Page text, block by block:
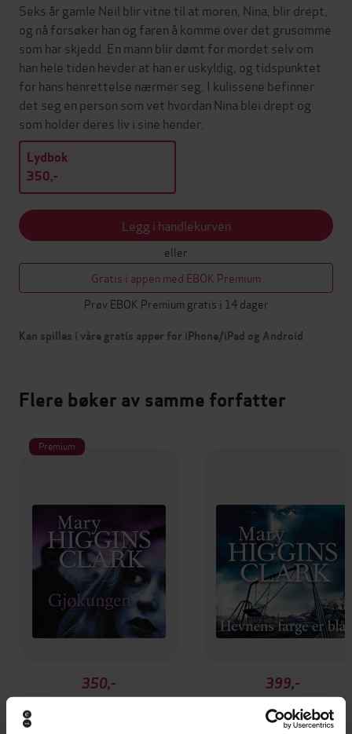
Seks år gamle Neil blir vitne til at moren, Nina, blir drept,
og nå forsøker han og faren å komme over det grusomme
som har skjedd. En mann blir dømt for mordet selv om
han hele tiden hevder at han er uskyldig, og tidspunktet
for hans henrettelse nærmer seg. I kulissene befinner
det seg en person som vet hvordan Nina blei drept og
som holder deres liv i sine hender.
Lydbok
350,-
Legg i handlekurven
eller
Gratis i appen med EBOK Premium
Prøv EBOK Premium gratis i 14 dager
Kan spilles i våre gratis apper for iPhone/iPad og Android
Flere bøker av samme forfatter
Premium
350,-
399,-
Mary Higgins Clark